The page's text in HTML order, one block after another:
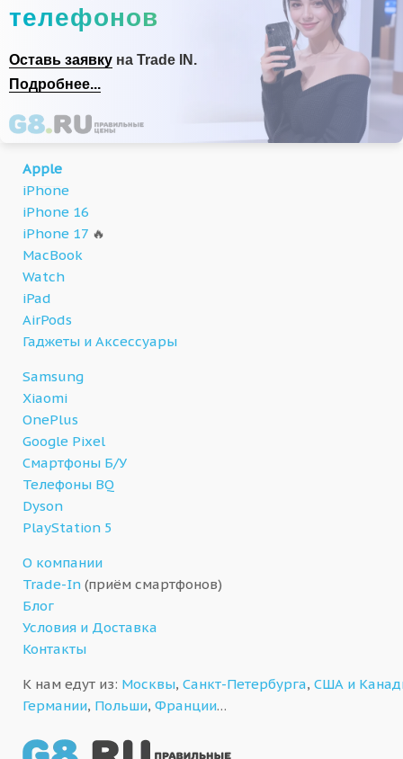
телефонов
Оставь заявку на Trade IN.
Подробнее...
Apple
iPhone
iPhone 16
iPhone 17 🔥
MacBook
Watch
iPad
AirPods
Гаджеты и Аксессуары
Samsung
Xiaomi
OnePlus
Google Pixel
Смартфоны Б/У
Телефоны BQ
Dyson
PlayStation 5
О компании
Trade-In (приём смартфонов)
Блог
Условия и Доставка
Контакты
К нам едут из: Москвы, Санкт-Петербурга, США и
Германии, Польши, Франции…